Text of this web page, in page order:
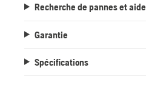
Recherche de pannes et aide
Garantie
Spécifications